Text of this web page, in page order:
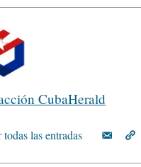
CubaHerald
todas las entradas